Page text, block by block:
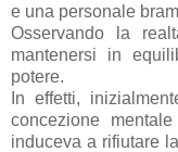
e una personale
Osservando la
mantenersi in
potere.
In effetti,
concezione
induceva a rifiutare